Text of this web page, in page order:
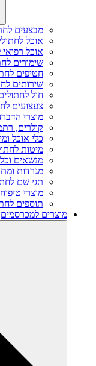
מבצעים
אוכל
אוכל רפואי
שימורים
חטיפים
שירותים
חול
צעצועים
מוצרי
קולרים,
כלי אוכל
מיטות
מנשאים
מגרדות
תגי שם
מוצרי
תוספים
מוצרים למכרסמים